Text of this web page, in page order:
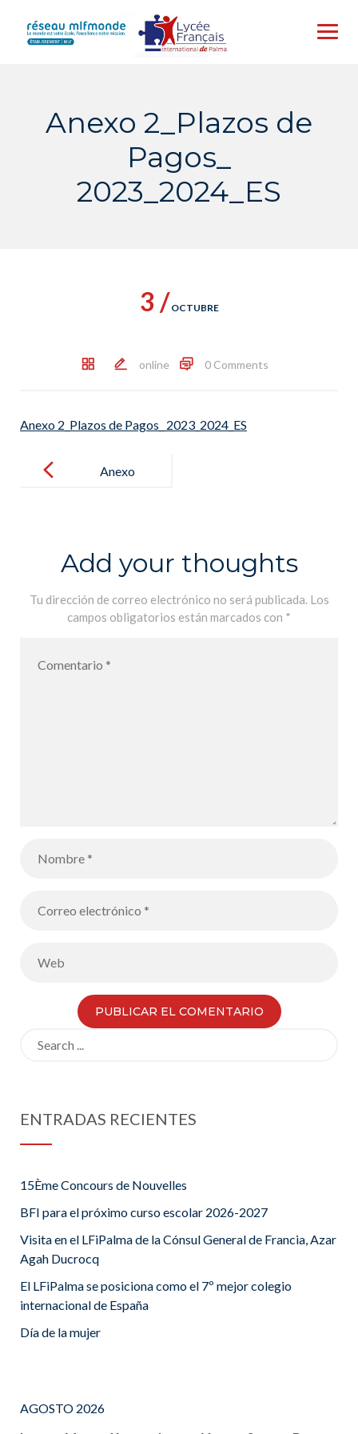
content
Anexo 2_Plazos de
Pagos_
2023_2024_ES
3 / OCTUBRE
online 0 Comments
Anexo 2_Plazos de Pagos_ 2023_2024_ES
navigation
Anexo
S
Add your thoughts
Tu dirección de correo electrónico no será publicada. Los
campos obligatorios están marcados con *
ENTRADAS RECIENTES
15Ème Concours de Nouvelles
BFI para el próximo curso escolar 2026-2027
Visita en el LFiPalma de la Cónsul General de Francia, Azar
Agah Ducrocq
El LFiPalma se posiciona como el 7º mejor colegio
internacional de España
Día de la mujer
AGOSTO 2026